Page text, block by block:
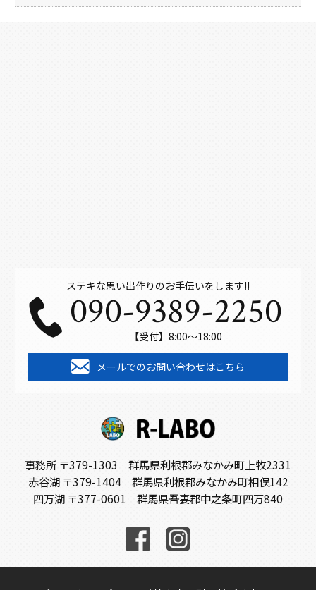
ステキな思い出作りのお手伝いをします!!
090-9389-2250
【受付】8:00～18:00
メールでのお問い合わせはこちら
事務所 〒379-1303 群馬県利根郡みなかみ町上牧2331
赤谷湖 〒379-1404 群馬県利根郡みなかみ町相俣142
四万湖 〒377-0601 群馬県吾妻郡中之条町四万840